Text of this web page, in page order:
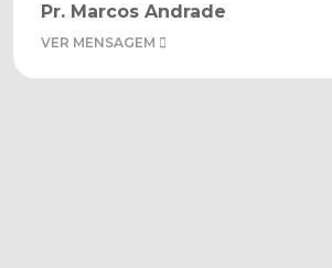
Pr. Marcos Andrade
VER MENSAGEM